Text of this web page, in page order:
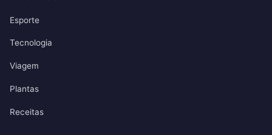
Esporte
Tecnologia
Viagem
Plantas
Receitas